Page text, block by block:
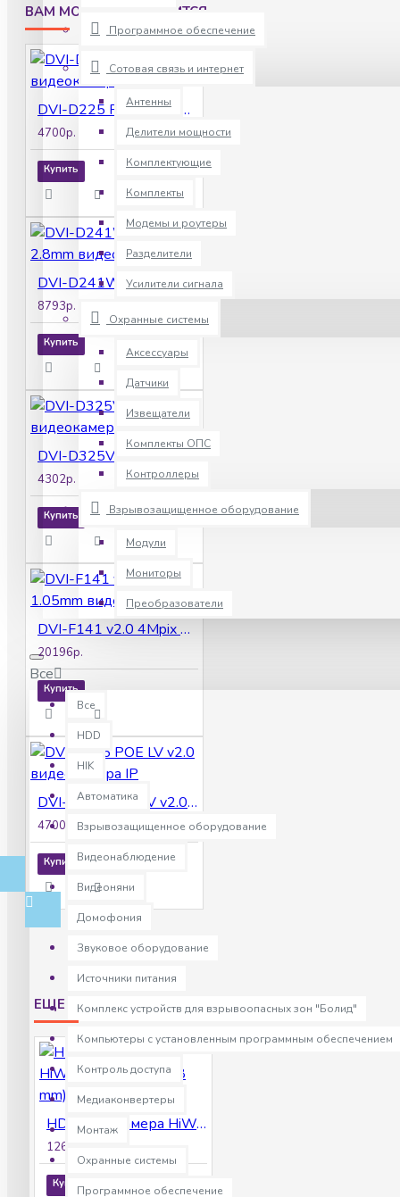
Программное обеспечение
Сотовая связь и интернет
Антенны
Делители мощности
Комплектующие
Комплекты
Модемы и роутеры
Разделители
Усилители сигнала
Охранные системы
Аксессуары
Датчики
Извещатели
Комплекты ОПС
Контроллеры
Взрывозащищенное оборудование
Модули
Мониторы
Преобразователи
Все
Все
HDD
HIK
Автоматика
Взрывозащищенное оборудование
Видеонаблюдение
Видеоняни
Домофония
Звуковое оборудование
Источники питания
Комплекс устройств для взрывоопасных зон "Болид"
Компьютеры с установленным программным обеспечением
Контроль доступа
Медиаконвертеры
Монтаж
Охранные системы
Программное обеспечение
ВАМ МОЖЕТ ПОНРАВИТСЯ
DVI-D225 POE LV v2.0 видеокамера IP
4700р.
Купить
DVI-D241W SD 4Mpix 2.8mm видеокамера IP
8793р.
Купить
4302р.
Купить
DVI-F141 v2.0 4Mpix 1.05mm видеокамера IP
20196р.
Купить
DVI-S125 POE LV v2.0 видеокамера IP
4700р.
Купить
ЕЩЕ ТОВАРЫ ПРОИЗВОДИТЕЛЯ
HD Видеокамера HiWatch DS-T101 (2.8 mm)
1260р.
Купить